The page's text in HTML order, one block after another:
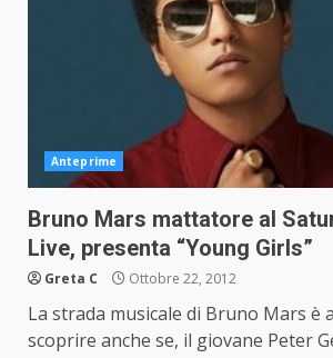
Anteprime
Bruno Mars mattatore al
Live, presenta “Young Girls”
Greta C Ottobre 22, 2012
La strada musicale di Bruno Mars è
scoprire anche se, il giovane Peter